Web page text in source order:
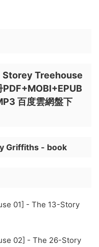
Treehouse
百度雲網盤下
Griffiths - book
01] - The 13-Story
02] - The 26-Story